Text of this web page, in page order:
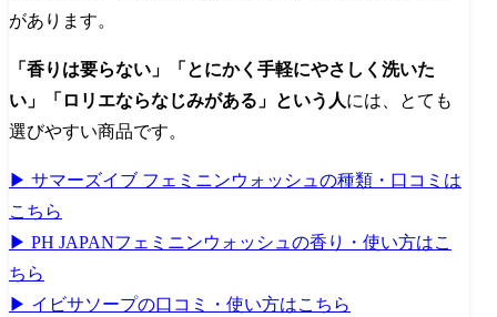
があります。
「香りは要らない」「とにかく手軽にやさしく洗いた
い」「ロリエならなじみがある」という人には、とても
選びやすい商品です。
▶ サマーズイブ フェミニンウォッシュの種類・口コミは
こちら
▶ PH JAPANフェミニンウォッシュの香り・使い方はこ
ちら
▶ イビサソープの口コミ・使い方はこちら